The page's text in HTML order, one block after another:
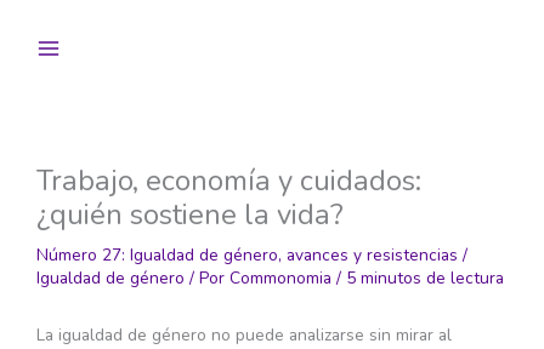
Trabajo, economía y cuidados:
¿quién sostiene la vida?
Número 27: Igualdad de género, avances y resistencias /
Igualdad de género / Por Commonomia / 5 minutos de lectura
La igualdad de género no puede analizarse sin mirar al